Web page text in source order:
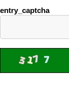
entry_captcha